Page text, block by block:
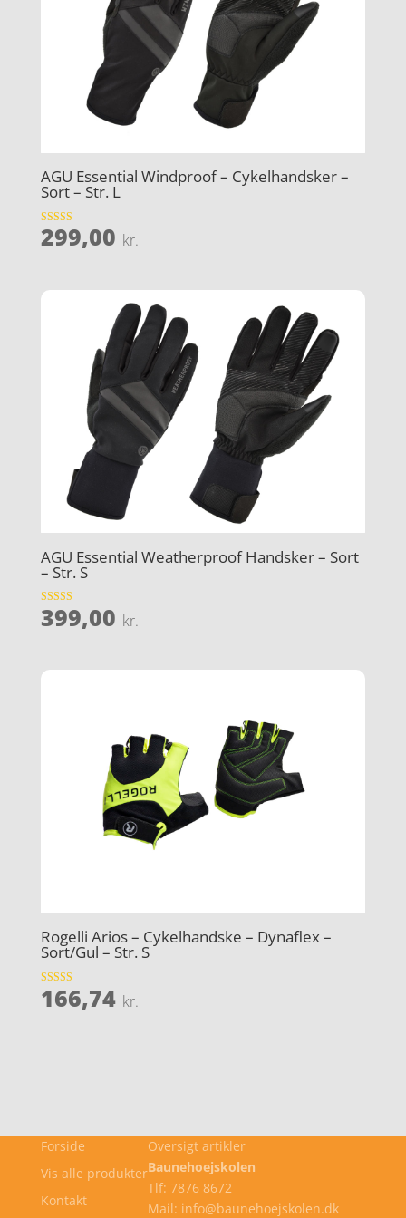
AGU Essential Windproof – Cykelhandsker –
Sort – Str. L
Vurderet
4.9
299,00 kr.
AGU Essential Weatherproof Handsker – Sort
– Str. S
Vurderet
4.3
399,00 kr.
Rogelli Arios – Cykelhandske – Dynaflex –
Sort/Gul – Str. S
Vurderet
4.2
166,74 kr.
Forside
Vis alle produkter
Kontakt
Oversigt artikler
Baunehoejskolen
Tlf: 7876 8672
Mail: info@baunehoejskolen.dk